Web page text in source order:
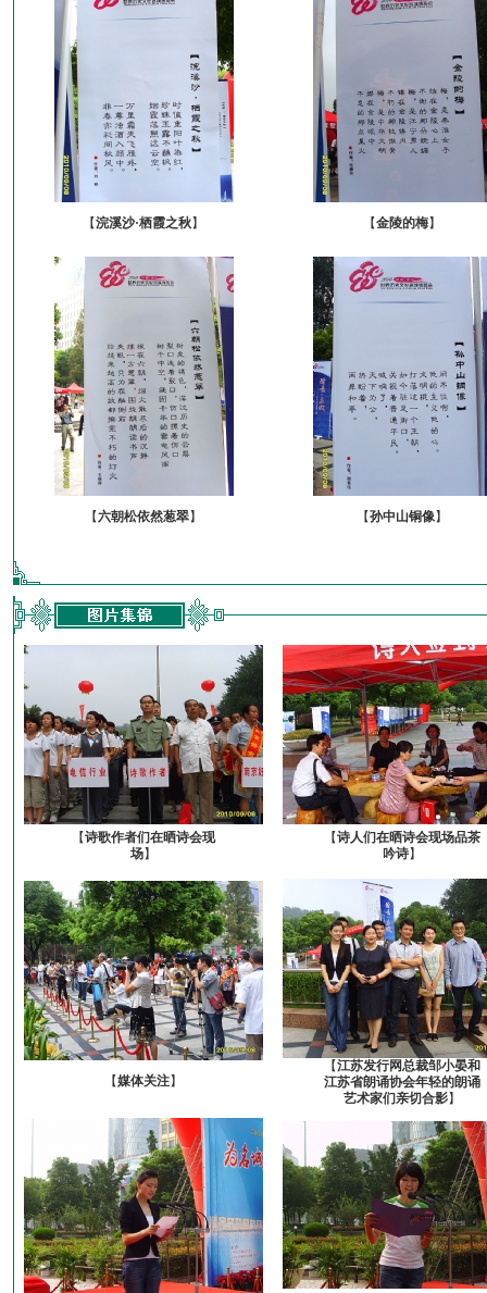
【浣溪沙·栖霞之秋】 【金陵的梅】
【六朝松依然葱翠】 【孙中山铜像】
【诗歌作者们在晒诗会现
场】
【诗人们在晒诗会现场品茶
吟诗】
【媒体关注】
【江苏发行网总裁邹小晏和
江苏省朗诵协会年轻的朗诵
艺术家们亲切合影】